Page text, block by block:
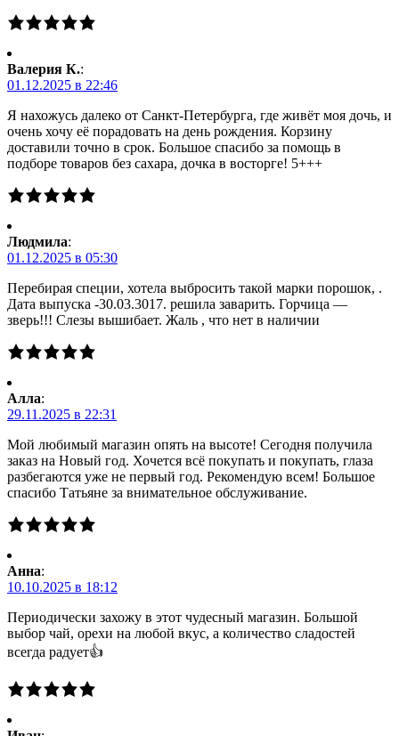
Валерия К.:
01.12.2025 в 22:46
Я нахожусь далеко от Санкт-Петербурга, где живёт моя дочь, и
очень хочу её порадовать на день рождения. Корзину
доставили точно в срок. Большое спасибо за помощь в
подборе товаров без сахара, дочка в восторге! 5+++
Людмила:
01.12.2025 в 05:30
Перебирая специи, хотела выбросить такой марки порошок, .
Дата выпуска -30.03.3017. решила заварить. Горчица —
зверь!!! Слезы вышибает. Жаль , что нет в наличии
Алла:
29.11.2025 в 22:31
Мой любимый магазин опять на высоте! Сегодня получила
заказ на Новый год. Хочется всё покупать и покупать, глаза
разбегаются уже не первый год. Рекомендую всем! Большое
спасибо Татьяне за внимательное обслуживание.
Анна:
10.10.2025 в 18:12
Периодически захожу в этот чудесный магазин. Большой
выбор чай, орехи на любой вкус, а количество сладостей
всегда радует👍